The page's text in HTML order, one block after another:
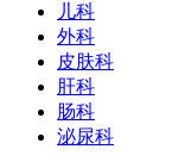
儿科
外科
皮肤科
肝科
肠科
泌尿科